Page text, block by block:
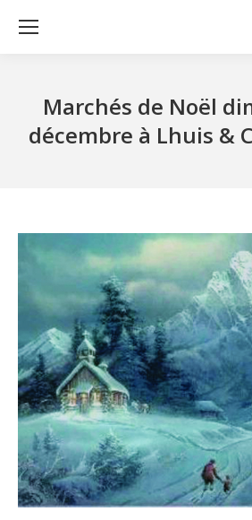
Marchés de Noël
décembre à Lhuis &